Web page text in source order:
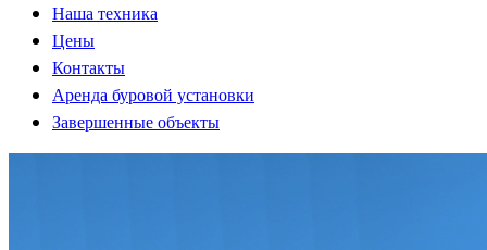
Наша техника
Цены
Контакты
Аренда буровой установки
Завершенные объекты